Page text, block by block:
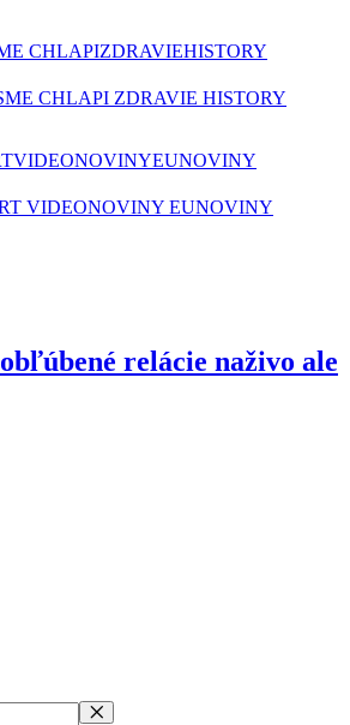
CHLAPIZDRAVIEHISTORY
CHLAPI ZDRAVIE HISTORY
VIDEONOVINYEUNOVINY
VIDEONOVINY EUNOVINY
relácie naživo ale